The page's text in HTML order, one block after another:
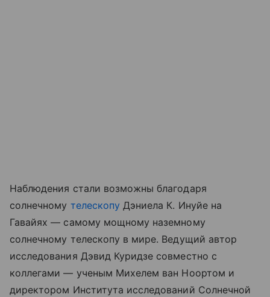
Наблюдения стали возможны благодаря
солнечному телескопу Дэниела К. Инуйе на
Гавайях — самому мощному наземному
солнечному телескопу в мире. Ведущий автор
исследования Дэвид Куридзе совместно с
коллегами — ученым Михелем ван Ноортом и
директором Института исследований Солнечной